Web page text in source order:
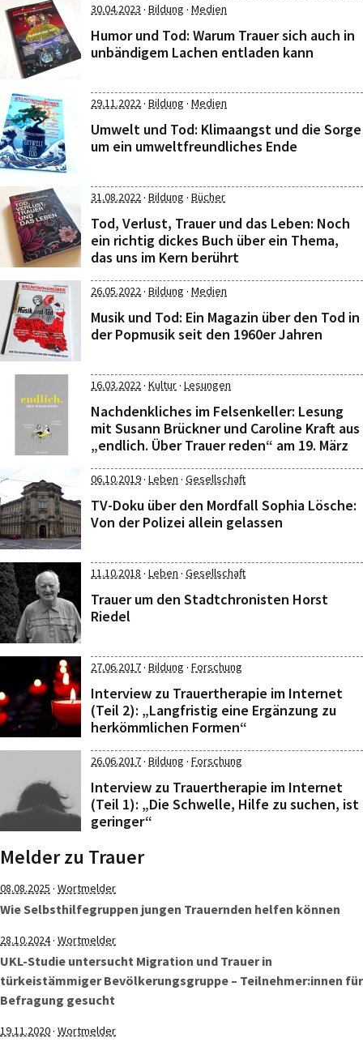
30.04.2023 · Bildung · Medien
Humor und Tod: Warum Trauer sich auch in
unbändigem Lachen entladen kann
29.11.2022· Bildung · Medien
Umwelt und Tod: Klimaangst und die Sorge
um ein umweltfreundliches Ende
31.08.2022· Bildung · Bücher
Tod, Verlust, Trauer und das Leben: Noch
ein richtig dickes Buch über ein Thema,
das uns im Kern berührt
26.05.2022· Bildung · Medien
Musik und Tod: Ein Magazin über den Tod in
der Popmusik seit den 1960er Jahren
16.03.2022· Kultur· Lesungen
Nachdenkliches im Felsenkeller: Lesung
mit Susann Brückner und Caroline Kraft aus
„endlich. Über Trauer reden“ am 19. März
06.10.2019· Leben · Gesellschaft
TV-Doku über den Mordfall Sophia Lösche:
Von der Polizei allein gelassen
11.10.2018 · Leben · Gesellschaft
Trauer um den Stadtchronisten Horst
Riedel
27.06.2017· Bildung · Forschung
Interview zu Trauertherapie im Internet
(Teil 2): „Langfristig eine Ergänzung zu
herkömmlichen Formen“
26.06.2017· Bildung · Forschung
Interview zu Trauertherapie im Internet
(Teil 1): „Die Schwelle, Hilfe zu suchen, ist
geringer“
Melder zu Trauer
08.08.2025 · Wortmelder
Wie Selbsthilfegruppen jungen Trauernden helfen können
28.10.2024· Wortmelder
UKL-Studie untersucht Migration und Trauer in
türkeistämmiger Bevölkerungsgruppe – Teilnehmer:innen für
Befragung gesucht
19.11.2020· Wortmelder